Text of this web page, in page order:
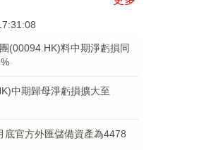
(00094.HK)料中期淨虧損同
中期歸母淨虧損擴大至
底官方外匯儲備資產為4478